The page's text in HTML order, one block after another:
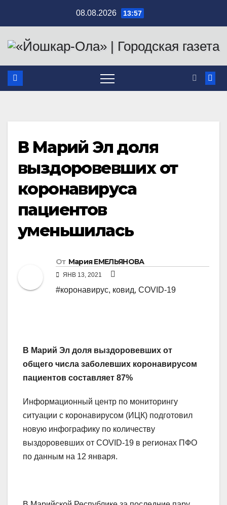
содержимому
08.08.2026 13:57
В Марий Эл доля
выздоровевших от
коронавируса
пациентов
уменьшилась
От Мария ЕМЕЛЬЯНОВА
ЯНВ 13, 2021
#коронавирус, ковид, COVID-19
В Марий Эл доля выздоровевших от
общего числа заболевших коронавирусом
пациентов составляет 87%
Информационный центр по мониторингу
ситуации с коронавирусом (ИЦК) подготовил
новую инфографику по количеству
выздоровевших от COVID-19 в регионах ПФО
по данным на 12 января.